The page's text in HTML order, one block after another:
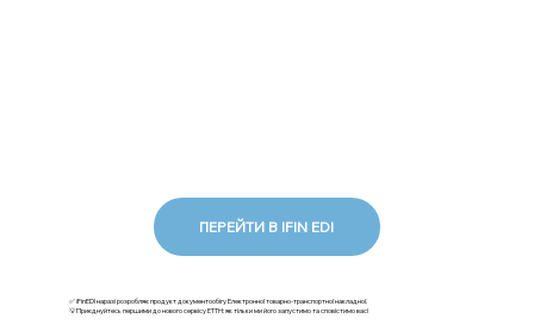
ПЕРЕЙТИ В IFIN EDI
✅ iFinEDI наразі розробляє продукт документообігу Електронної товарно-транспортної накладної.
💡Приєднуйтесь першими до нового сервісу ЕТТН: як тільки ми його запустимо та сповістимо вас!